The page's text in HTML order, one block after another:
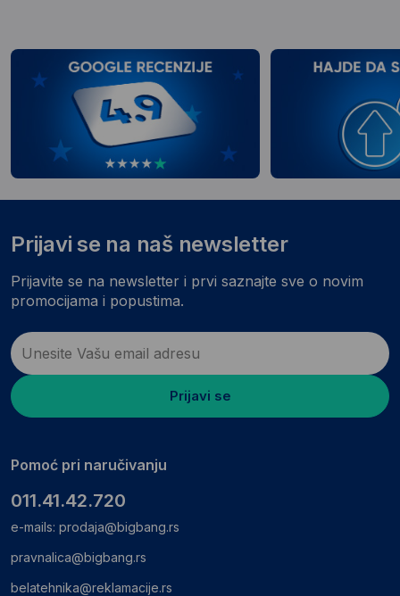
Prijavi se na naš newsletter
Prijavite se na newsletter i prvi saznajte sve o novim
promocijama i popustima.
Prijavi se
Pomoć pri naručivanju
011.41.42.720
e-mails: prodaja@bigbang.rs
pravnalica@bigbang.rs
belatehnika@reklamacije.rs